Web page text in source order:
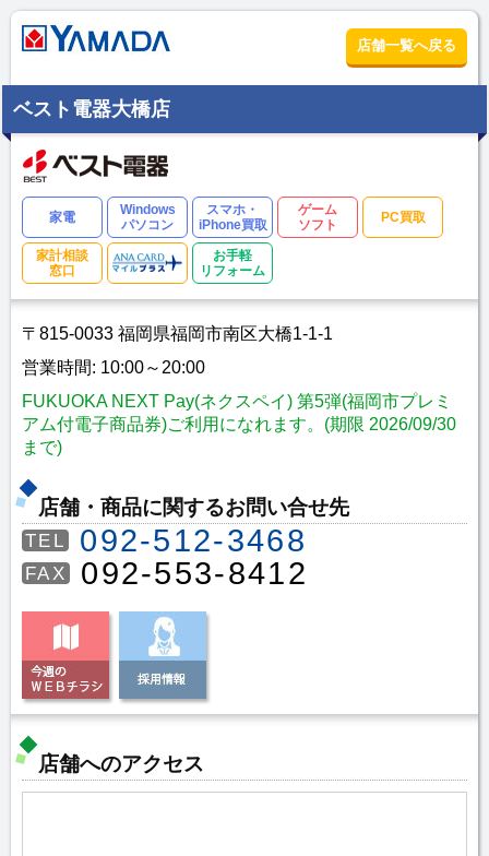
店舗一覧へ戻る
ベスト電器大橋店
家電
Windows
パソコン
スマホ・
iPhone買取
ゲーム
ソフト
PC買取
家計相談
窓口
お手軽
リフォーム
〒815-0033 福岡県福岡市南区大橋1-1-1
営業時間: 10:00～20:00
FUKUOKA NEXT Pay(ネクスペイ) 第5弾(福岡市プレミ
アム付電子商品券)ご利用になれます。(期限 2026/09/30
まで)
店舗・商品に関するお問い合せ先
TEL 092-512-3468
FAX 092-553-8412
店舗へのアクセス